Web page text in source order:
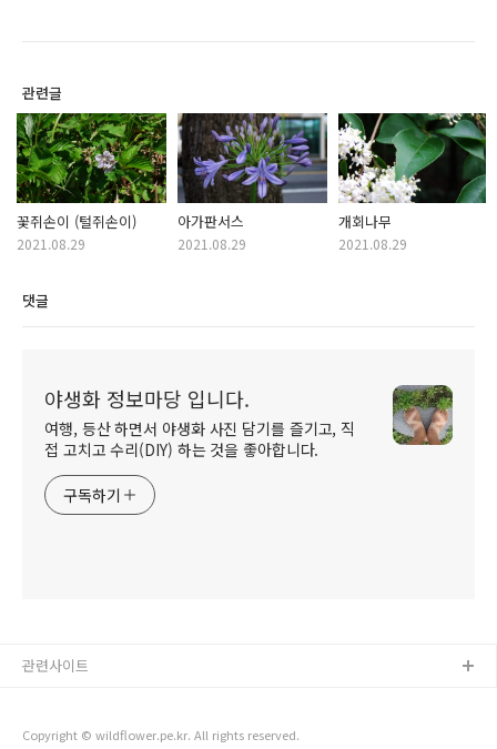
관련글
꽃쥐손이 (털쥐손이)
2021.08.29
아가판서스
2021.08.29
개회나무
2021.08.29
댓글
야생화 정보마당 입니다.
여행, 등산 하면서 야생화 사진 담기를 즐기고, 직
접 고치고 수리(DIY) 하는 것을 좋아합니다.
구독하기
Copyright © wildflower.pe.kr. All rights reserved.
관련사이트